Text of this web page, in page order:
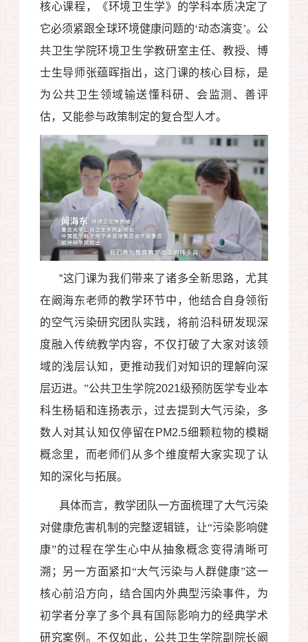
核心课程，《环境卫生学》的学科本质决定了
它必须紧跟全球环境健康问题的‘动态演变’。公
共卫生学院环境卫生学教研室主任、教授、博
士生导师张蕴晖指出，这门课的核心目标，是
为公共卫生领域输送懂科研、会监测、善评
估，又能参与政策制定的复合型人才。
“这门课为我们带来了诸多全新思路，尤其
在阚海东老师的教学环节中，他结合自身领衔
的空气污染研究团队实践，将前沿科研发现深
度融入传统教学内容，不仅打破了大家对该领
域的浅层认知，更推动我们对知识的理解向深
层迈进。”公共卫生学院2021级预防医学专业本
科生杨韬和连扬表示，过去提到大气污染，多
数人对其认知仅停留在 PM2.5细颗粒物的模糊
概念里，而老师们从多个维度帮大家实现了认
知的深化与拓展。
具体而言，教学团队一方面梳理了大气污染
对健康危害机制的完整逻辑链，让“污染影响健
康”的过程在学生心中从抽象概念变得清晰可
溯；另一方面紧扣“大气污染与人群健康”这一
核心前沿方向，结合国内外典型污染事件，为
初学者分享了多个具有国际影响力的经典学术
研究案例。不仅如此，公共卫生学院副院长阚